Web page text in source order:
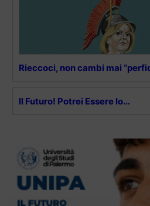
Rieccoci, non cambi mai
Il Futuro! Potrei Essere Io…